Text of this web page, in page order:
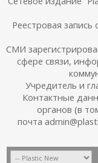
Реестровая
СМИ
сфере связи,
Учредитель и
Контактные
органов (в
почта